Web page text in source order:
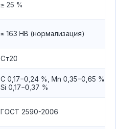
≥ 25 %
≤ 163 HB (нормализация)
Ст20
C 0,17−0,24 %, Mn 0,35−0,65 %,
Si 0,17−0,37 %
ГОСТ 2590-2006